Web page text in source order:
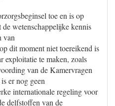
toe en is op
wetenschappelijke kennis
van
dit moment niet toereikend is
exploitatie te maken, zoals
van de Kamervragen
er nog geen
internationale regeling voor
delfstoffen van de